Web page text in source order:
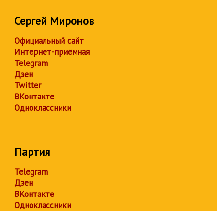
Сергей Миронов
Официальный сайт
Интернет-приёмная
Telegram
Дзен
Twitter
ВКонтакте
Одноклассники
Партия
Telegram
Дзен
ВКонтакте
Одноклассники